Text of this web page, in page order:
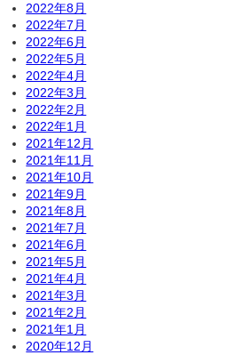
2022年8月
2022年7月
2022年6月
2022年5月
2022年4月
2022年3月
2022年2月
2022年1月
2021年12月
2021年11月
2021年10月
2021年9月
2021年8月
2021年7月
2021年6月
2021年5月
2021年4月
2021年3月
2021年2月
2021年1月
2020年12月